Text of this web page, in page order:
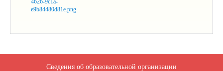
Сведения об образовательной организации